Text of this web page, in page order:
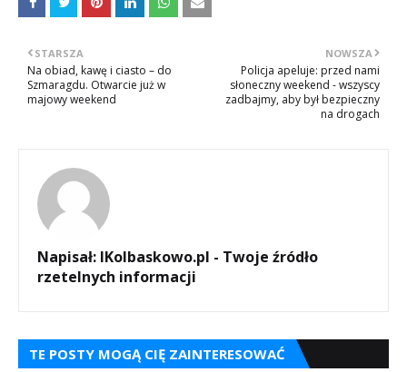
NOWSZA
Policja apeluje: przed nami
słoneczny weekend - wszyscy
zadbajmy, aby był bezpieczny
na drogach
STARSZA
Na obiad, kawę i ciasto – do
Szmaragdu. Otwarcie już w
majowy weekend
Napisał: IKolbaskowo.pl - Twoje źródło
rzetelnych informacji
TE POSTY MOGĄ CIĘ ZAINTERESOWAĆ